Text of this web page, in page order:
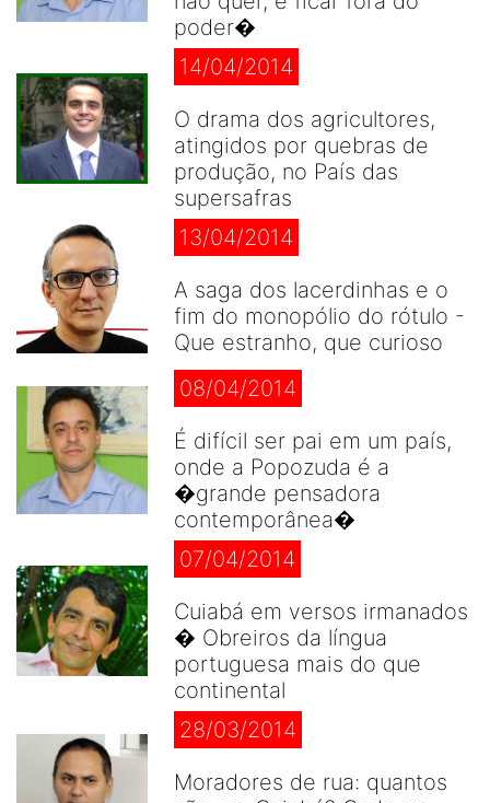
poder�
14/04/2014
O drama dos agricultores,
atingidos por quebras de
produção, no País das
supersafras
13/04/2014
A saga dos lacerdinhas e o
fim do monopólio do rótulo -
Que estranho, que curioso
08/04/2014
É difícil ser pai em um país,
onde a Popozuda é a
�grande pensadora
contemporânea�
07/04/2014
Cuiabá em versos irmanados
� Obreiros da língua
portuguesa mais do que
continental
28/03/2014
Moradores de rua: quantos